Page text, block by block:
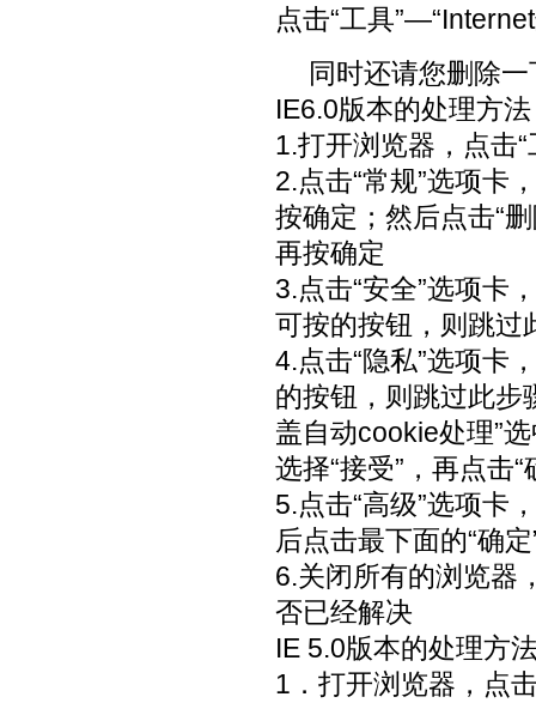
点击“工具
同时还请您删除
IE6.0版本的处理方
1.打开浏览器，点击
2.点击“常规”选项卡
按确定；然后点击“
再按确定
3.点击“安全”选项卡
可按的按钮，则跳过
4.点击“隐私”选项卡
的按钮，则跳过此步
盖自动cookie处理”
选择“接受”，再点击“
5.点击“高级”选项卡
后点击最下面的“确
6.关闭所有的浏览器
否已经解决
IE 5.0版本的处理方
1．打开浏览器，点